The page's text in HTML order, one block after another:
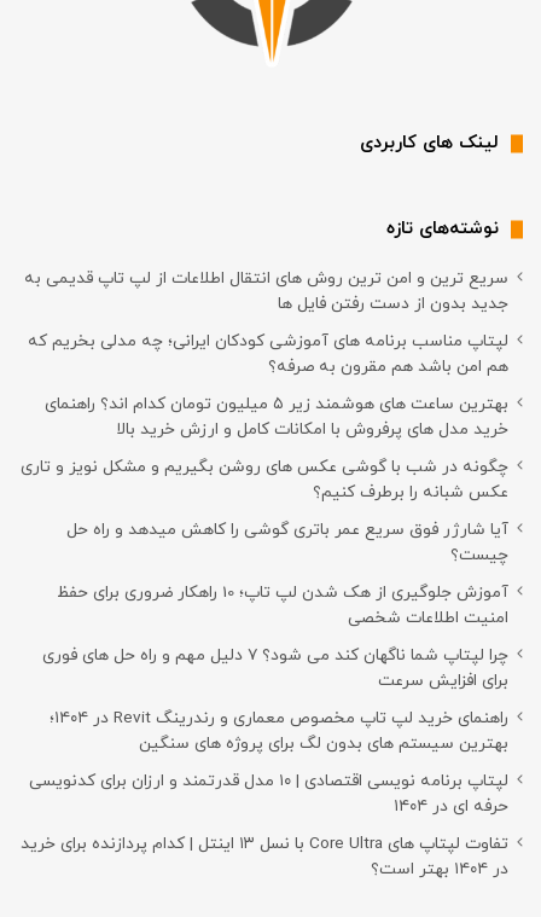
لینک های کاربردی
نوشته‌های تازه
سریع ترین و امن ترین روش های انتقال اطلاعات از لپ تاپ قدیمی به
جدید بدون از دست رفتن فایل ها
لپتاپ مناسب برنامه های آموزشی کودکان ایرانی؛ چه مدلی بخریم که
هم امن باشد هم مقرون به صرفه؟
بهترین ساعت های هوشمند زیر ۵ میلیون تومان کدام اند؟ راهنمای
خرید مدل های پرفروش با امکانات کامل و ارزش خرید بالا
چگونه در شب با گوشی عکس های روشن بگیریم و مشکل نویز و تاری
عکس شبانه را برطرف کنیم؟
آیا شارژر فوق سریع عمر باتری گوشی را کاهش میدهد و راه حل
چیست؟
آموزش جلوگیری از هک شدن لپ تاپ؛ 10 راهکار ضروری برای حفظ
امنیت اطلاعات شخصی
چرا لپتاپ شما ناگهان کند می شود؟ ۷ دلیل مهم و راه حل های فوری
برای افزایش سرعت
راهنمای خرید لپ تاپ مخصوص معماری و رندرینگ Revit در ۱۴۰۴؛
بهترین سیستم های بدون لگ برای پروژه های سنگین
لپتاپ برنامه نویسی اقتصادی | ۱۰ مدل قدرتمند و ارزان برای کدنویسی
حرفه ای در ۱۴۰۴
تفاوت لپتاپ های Core Ultra با نسل ۱۳ اینتل | کدام پردازنده برای خرید
در ۱۴۰۴ بهتر است؟